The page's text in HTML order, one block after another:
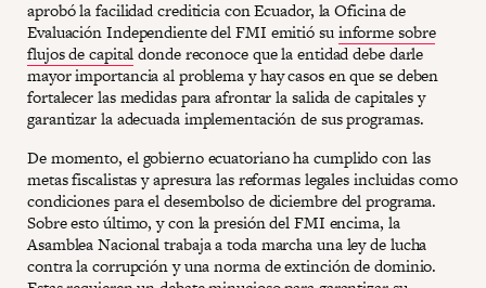
aprobó la facilidad crediticia con Ecuador, la Oficina de
Evaluación Independiente del FMI emitió suinforme sobre
flujos de capitaldonde reconoce que la entidad debe darle
mayor importancia al problema y hay casos en que se deben
fortalecer las medidas para afrontar la salida de capitales y
garantizar la adecuada implementación de sus programas.
De momento, el gobierno ecuatoriano ha cumplido con las
metas fiscalistas y apresura las reformas legales incluidas como
condiciones para el desembolso de diciembre del programa.
Sobre esto último, y con la presión del FMI encima, la
Asamblea Nacional trabaja a toda marcha una ley de lucha
contra la corrupción y una norma de extinción de dominio.